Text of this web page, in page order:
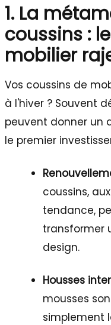
1. La
coussins :
mobilier
Vos coussins de
à l'hiver ? Souvent
peuvent donner un
le premier
coussins,
tendance,
transformer
design.
Housses
mousses
simplement